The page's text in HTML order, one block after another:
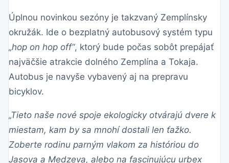
Úplnou novinkou sezóny je takzvaný Zemplínsky
okružák. Ide o bezplatný autobusový systém typu
„hop on hop off“, ktorý bude počas sobôt prepájať
najväčšie atrakcie dolného Zemplína a Tokaja.
Autobus je navyše vybavený aj na prepravu
bicyklov.
„Tieto naše nové spoje ekologicky otvárajú dvere k
miestam, kam by sa mnohí dostali len ťažko.
Zoberte rodinu parným vlakom za históriou do
Jasova a Medzeva, alebo na fascinujúcu urbex